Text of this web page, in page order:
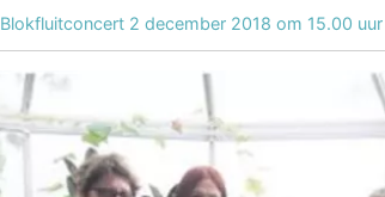
Blokfluitconcert 2 december 2018 om 15.00 uur